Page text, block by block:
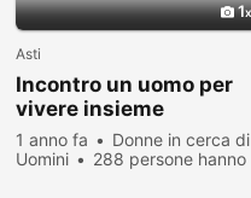
1
Asti
Incontro un uomo per
vivere insieme
1 anno fa
Donne in cerca di
Uomini
288 persone hanno